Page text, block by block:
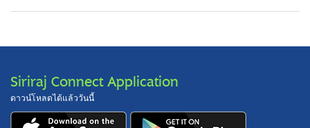
Siriraj Connect Application
ดาวน์โหลดได้แล้ววันนี้